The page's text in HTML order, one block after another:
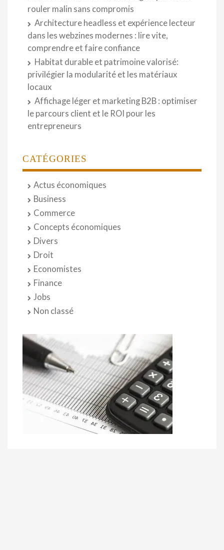
rouler malin sans compromis
Architecture headless et expérience lecteur
dans les webzines modernes : lire vite,
comprendre et faire confiance
Habitat durable et patrimoine valorisé:
privilégier la modularité et les matériaux
locaux
Affichage léger et marketing B2B : optimiser
le parcours client et le ROI pour les
entrepreneurs
CATÉGORIES
Actus économiques
Business
Commerce
Concepts économiques
Divers
Droit
Economistes
Finance
Jobs
Non classé